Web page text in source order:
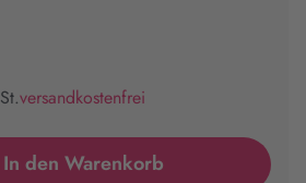
versandkostenfrei
In den Warenkorb